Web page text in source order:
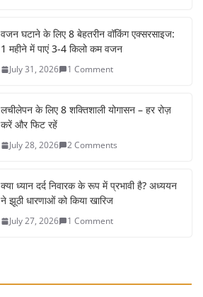
e
वजन घटाने के लिए 8 बेहतरीन वॉकिंग एक्सरसाइज:
1 महीने में पाएं 3-4 किलो कम वजन
July 31, 2026 1 Comment
लचीलेपन के लिए 8 शक्तिशाली योगासन – हर रोज़
करें और फिट रहें
July 28, 2026 2 Comments
क्या ध्यान दर्द निवारक के रूप में प्रभावी है? अध्ययन
ने झूठी धारणाओं को किया खारिज
July 27, 2026 1 Comment